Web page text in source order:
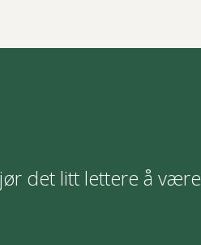
det litt lettere å være